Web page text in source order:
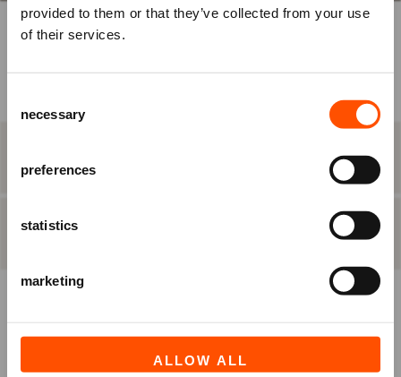
provided to them or that they’ve collected from your use
of their services.
Selection
necessary
preferences
statistics
marketing
ALLOW ALL
BEST BESCHIKBARE PLAATS
STAP 3
info@atlastheater.nl
om je tickets te bestellen.
Nog geen account? Registreer je
Log in vóórdat je het bestelproces in
Vriendenkortingen te ontvangen.